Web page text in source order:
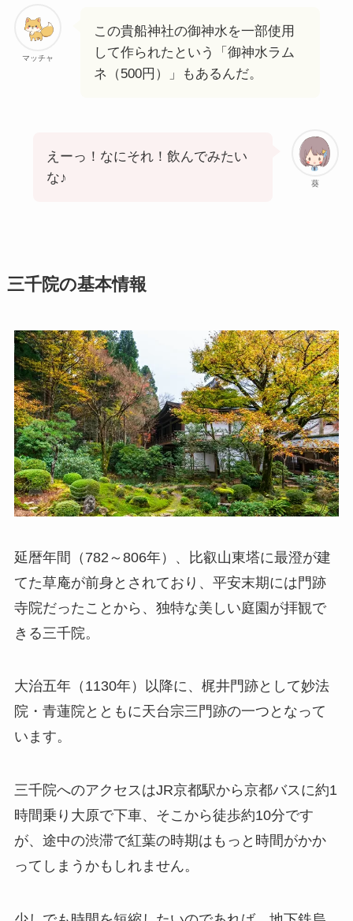
マッチャ
この貴船神社の御神水を一部使用
して作られたという「御神水ラム
ネ（500円）」もあるんだ。
葵
えーっ！なにそれ！飲んでみたい
な♪
三千院の基本情報
延暦年間（782～806年）、比叡山東塔に最澄が建
てた草庵が前身とされており、平安末期には門跡
寺院だったことから、独特な美しい庭園が拝観で
きる三千院。
大治五年（1130年）以降に、梶井門跡として妙法
院・青蓮院とともに天台宗三門跡の一つとなって
います。
三千院へのアクセスはJR京都駅から京都バスに約1
時間乗り大原で下車、そこから徒歩約10分です
が、途中の渋滞で紅葉の時期はもっと時間がかか
ってしまうかもしれません。